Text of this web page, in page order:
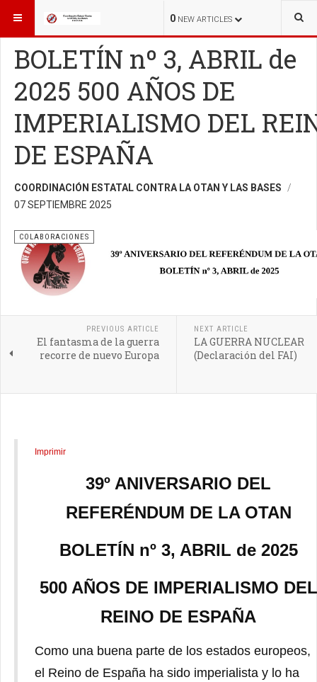
0 NEW ARTICLES
ESTÁ AQUÍ: COLABORACIONES COLABORACIONES
BOLETÍN nº 3, ABRIL de
2025 500 AÑOS DE
IMPERIALISMO DEL
DE ESPAÑA
COORDINACIÓN ESTATAL CONTRA LA OTAN Y LAS BASES
07 SEPTIEMBRE 2025
COLABORACIONES
PREVIOUS ARTICLE
El fantasma de la guerra
recorre de nuevo Europa
NEXT ARTICLE
LA GUERRA NUCLEAR
(Declaración del FAI)
Imprimir
39º ANIVERSARIO DEL
REFERÉNDUM DE LA OTAN
BOLETÍN nº 3, ABRIL de 2025
500 AÑOS DE IMPERIALISMO DEL
REINO DE ESPAÑA
Como una buena parte de los estados europeos,
el Reino de España ha sido imperialista y lo ha